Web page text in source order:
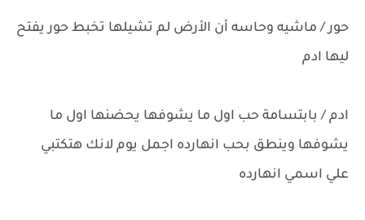
حور / ماشيه وحاسه أن الأرض لم تشيلها تخبط حور يفتح
ليها ادم
ادم / بابتسامة حب اول ما يشوفها يحضنها اول ما
يشوفها وينطق بحب انهارده اجمل يوم لانك هتكتبي
علي اسمي انهارده